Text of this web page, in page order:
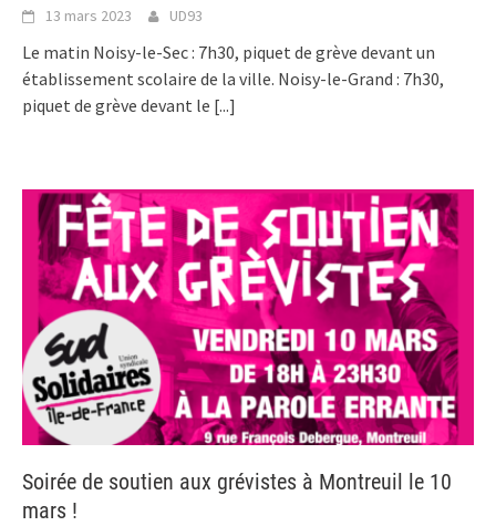
13 mars 2023 UD93
Le matin Noisy-le-Sec : 7h30, piquet de grève devant un
établissement scolaire de la ville. Noisy-le-Grand : 7h30,
piquet de grève devant le [...]
Soirée de soutien aux grévistes à Montreuil le 10
mars !